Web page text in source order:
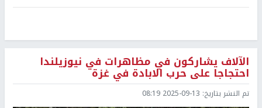
الآلاف يشاركون في مظاهرات في نيوزيلندا
احتجاجا على حرب الابادة في غزة
تم النشر بتاريخ: 2025-09-13 08:19